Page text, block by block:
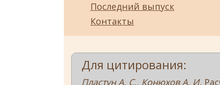
Последний выпуск
Контакты
Для цитирования:
Пластун А. С., Конюхов А. И.